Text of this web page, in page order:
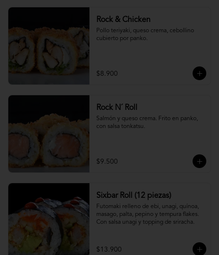
Rock & Chicken
Pollo teriyaki, queso crema, cebollino
cubierto por panko.
$8.900
Rock N´ Roll
Salmón y queso crema. Frito en panko,
con salsa tonkatsu.
$9.500
Sixbar Roll (12 piezas)
Futomaki relleno de ebi, unagi, quínoa,
masago, palta, pepino y tempura flakes.
Con salsa unagi y topping de sriracha.
$13.900